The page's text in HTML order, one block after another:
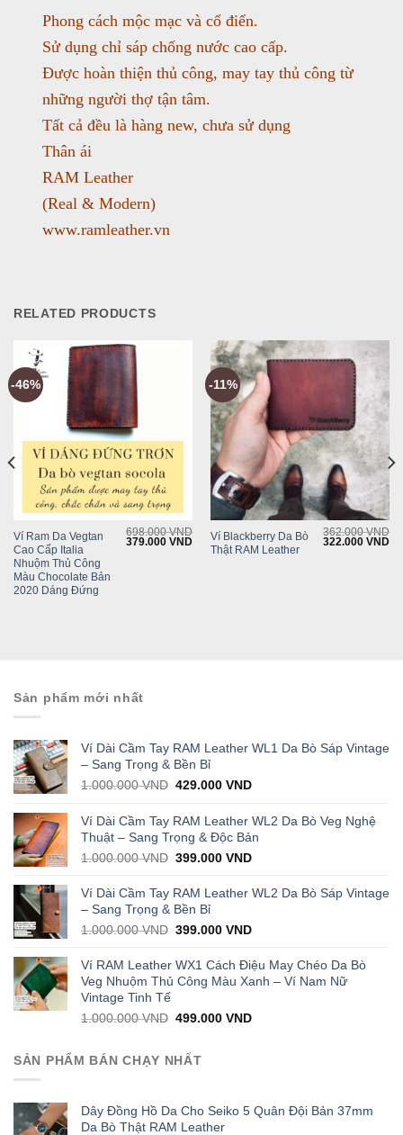
Phong cách mộc mạc và cổ điển.
Sử dụng chỉ sáp chống nước cao cấp.
Được hoàn thiện thủ công, may tay thủ công từ
những người thợ tận tâm.
Tất cả đều là hàng new, chưa sử dụng
Thân ái
RAM Leather
(Real & Modern)
www.ramleather.vn
RELATED PRODUCTS
-46%
Ví Ram Da Vegtan
Cao Cấp Italia
Nhuộm Thủ Công
Màu Chocolate Bản
2020 Dáng Đứng
698.000VND
Original
379.000VNDCurrent
price
-11%
Ví Blackberry Da Bò
Thật RAM Leather
362.000VND
Original
322.000VND
VND.
Sản phẩm mới nhất
Ví Dài Cầm Tay RAM Leather WL1 Da Bò Sáp Vintage
– Sang Trọng & Bền Bỉ
1.000.000VND Original
was:
1.000.000 VND.
429.000VNDCurrent
is:
429.000 VND.
Ví Dài Cầm Tay RAM Leather WL2 Da Bò Veg Nghệ
Thuật – Sang Trọng & Độc Bản
1.000.000VND Original
was:
1.000.000 VND.
399.000VNDCurrent
is:
Ví Dài Cầm Tay RAM Leather WL2 Da Bò Sáp Vintage
– Sang Trọng & Bền Bỉ
1.000.000VND Original
was:
1.000.000 VND.
399.000VNDCurrent
is:
399.000 VND.
Ví RAM Leather WX1 Cách Điệu May Chéo Da Bò
Veg Nhuộm Thủ Công Màu Xanh – Ví Nam Nữ
Vintage Tinh Tế
1.000.000VND Original
was:
1.000.000 VND.
499.000VNDCurrent
SẢN PHẨM BÁN CHẠY NHẤT
Dây Đồng Hồ Da Cho Seiko 5 Quân Đội Bản 37mm
Da Bò Thật RAM Leather